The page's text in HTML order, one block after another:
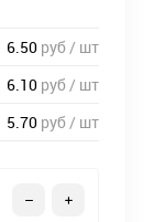
6.50 руб / шт
6.10 руб / шт
5.70 руб / шт